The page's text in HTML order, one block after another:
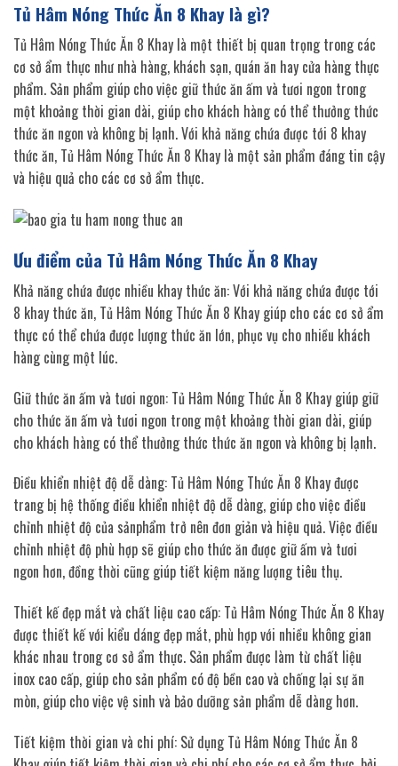
Tủ Hâm Nóng Thức Ăn 8 Khay là gì?
Tủ Hâm Nóng Thức Ăn 8 Khay là một thiết bị quan trọng trong các
cơ sở ẩm thực như nhà hàng, khách sạn, quán ăn hay cửa hàng thực
phẩm. Sản phẩm giúp cho việc giữ thức ăn ấm và tươi ngon trong
một khoảng thời gian dài, giúp cho khách hàng có thể thưởng thức
thức ăn ngon và không bị lạnh. Với khả năng chứa được tới 8 khay
thức ăn, Tủ Hâm Nóng Thức Ăn 8 Khay là một sản phẩm đáng tin cậy
và hiệu quả cho các cơ sở ẩm thực.
Ưu điểm của Tủ Hâm Nóng Thức Ăn 8 Khay
Khả năng chứa được nhiều khay thức ăn: Với khả năng chứa được tới
8 khay thức ăn, Tủ Hâm Nóng Thức Ăn 8 Khay giúp cho các cơ sở ẩm
thực có thể chứa được lượng thức ăn lớn, phục vụ cho nhiều khách
hàng cùng một lúc.
Giữ thức ăn ấm và tươi ngon: Tủ Hâm Nóng Thức Ăn 8 Khay giúp giữ
cho thức ăn ấm và tươi ngon trong một khoảng thời gian dài, giúp
cho khách hàng có thể thưởng thức thức ăn ngon và không bị lạnh.
Điều khiển nhiệt độ dễ dàng: Tủ Hâm Nóng Thức Ăn 8 Khay được
trang bị hệ thống điều khiển nhiệt độ dễ dàng, giúp cho việc điều
chỉnh nhiệt độ của sảnphẩm trở nên đơn giản và hiệu quả. Việc điều
chỉnh nhiệt độ phù hợp sẽ giúp cho thức ăn được giữ ấm và tươi
ngon hơn, đồng thời cũng giúp tiết kiệm năng lượng tiêu thụ.
Thiết kế đẹp mắt và chất liệu cao cấp: Tủ Hâm Nóng Thức Ăn 8 Khay
được thiết kế với kiểu dáng đẹp mắt, phù hợp với nhiều không gian
khác nhau trong cơ sở ẩm thực. Sản phẩm được làm từ chất liệu
inox cao cấp, giúp cho sản phẩm có độ bền cao và chống lại sự ăn
mòn, giúp cho việc vệ sinh và bảo dưỡng sản phẩm dễ dàng hơn.
Tiết kiệm thời gian và chi phí: Sử dụng Tủ Hâm Nóng Thức Ăn 8